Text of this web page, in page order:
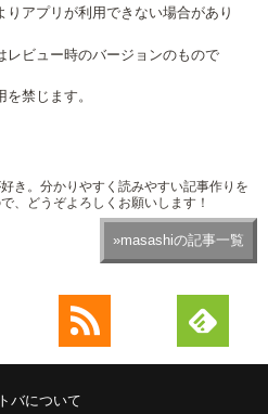
アプリが利用できない場合があり
ビュー時のバージョンのもので
禁じます。
き。分かりやすく読みやすい記事作りを
、どうぞよろしくお願いします！
»masashiの記事一覧
バについて